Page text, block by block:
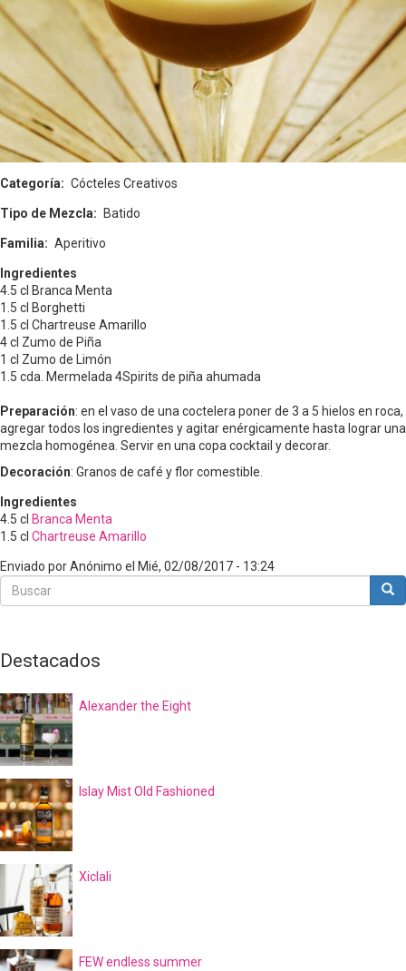
Categoría Cócteles Creativos
Tipo de Mezcla Batido
Familia Aperitivo
Ingredientes
4.5 cl Branca Menta
1.5 cl Borghetti
1.5 cl Chartreuse Amarillo
4 cl Zumo de Piña
1 cl Zumo de Limón
1.5 cda. Mermelada 4Spirits de piña ahumada
Preparación: en el vaso de una coctelera poner de 3 a 5 hielos en roca,
agregar todos los ingredientes y agitar enérgicamente hasta lograr una
mezcla homogénea. Servir en una copa cocktail y decorar.
Decoración: Granos de café y flor comestible.
Ingredientes
4.5 cl Branca Menta
1.5 cl Chartreuse Amarillo
Enviado porAnónimo el Mié, 02/08/2017 - 13:24
Buscar
Buscar
Destacados
Alexander the Eight
Islay Mist Old Fashioned
Xiclali
FEW endless summer